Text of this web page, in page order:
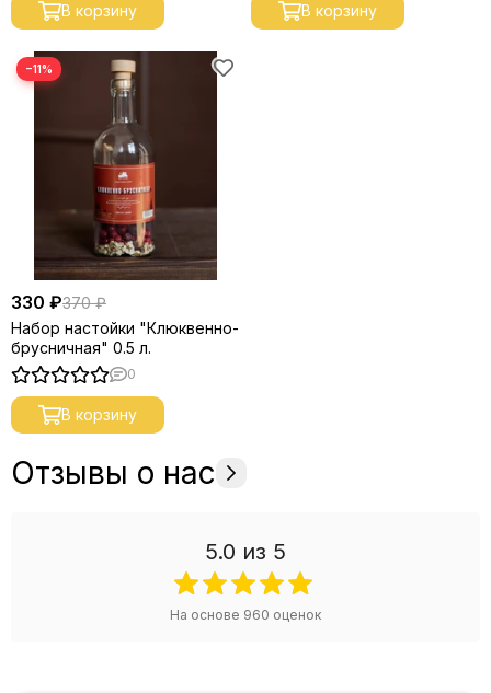
В корзину В корзину
−11%
330 ₽370 ₽
Набор настойки "Клюквенно-
брусничная" 0.5 л.
0
В корзину
Отзывы о нас
5.0 из 5
На основе 960 оценок